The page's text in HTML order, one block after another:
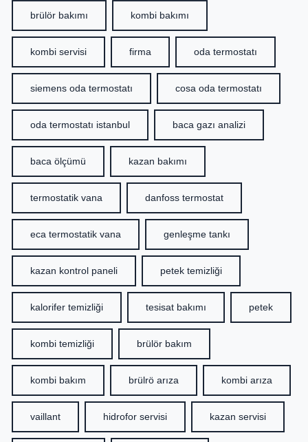
brülör bakımı kombi bakımı
kombi servisi firma oda termostatı
siemens oda termostatı cosa oda termostatı
oda termostatı istanbul baca gazı analizi
baca ölçümü kazan bakımı
termostatik vana danfoss termostat
eca termostatik vana genleşme tankı
kazan kontrol paneli petek temizliği
kalorifer temizliği tesisat bakımı petek
kombi temizliği brülör bakım
kombi bakım brülrö arıza kombi arıza
vaillant hidrofor servisi kazan servisi